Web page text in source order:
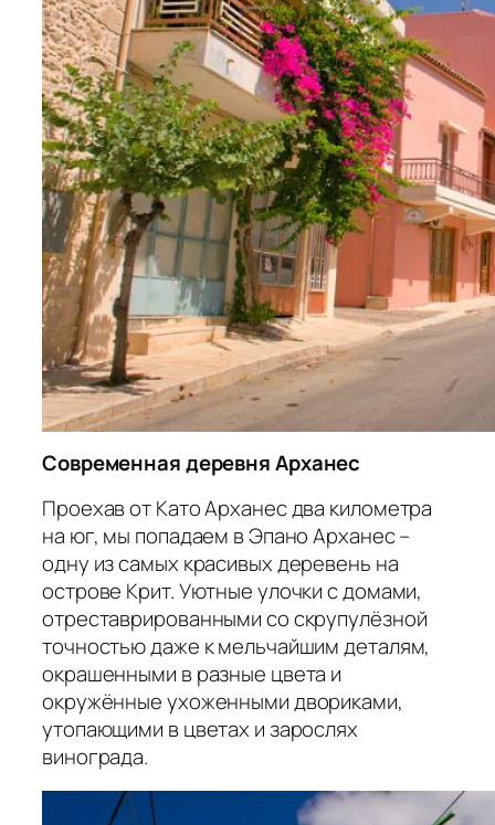
Современная деревня Арханес
Проехав от Като Арханес два километра
на юг, мы попадаем в Эпано Арханес –
одну из самых красивых деревень на
острове Крит. Уютные улочки с домами,
отреставрированными со скрупулёзной
точностью даже к мельчайшим деталям,
окрашенными в разные цвета и
окружённые ухоженными двориками,
утопающими в цветах и зарослях
винограда.